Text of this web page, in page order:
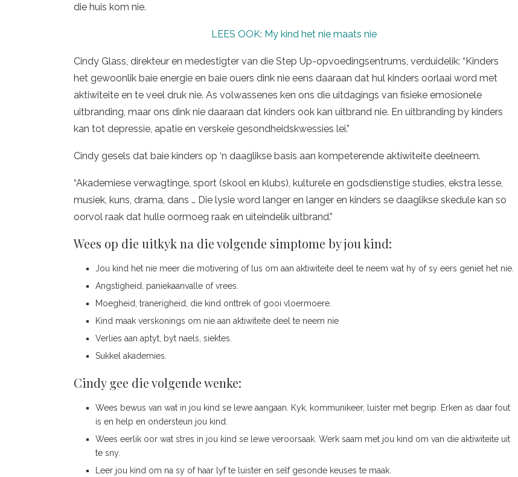
die huis kom nie.
LEES OOK: My kind het nie maats nie
Cindy Glass, direkteur en medestigter van die Step Up-opvoedingsentrums, verduidelik: “Kinders
het gewoonlik baie energie en baie ouers dink nie eens daaraan dat hul kinders oorlaai word met
aktiwiteite en te veel druk nie. As volwassenes ken ons die uitdagings van fisieke emosionele
uitbranding, maar ons dink nie daaraan dat kinders ook kan uitbrand nie. En uitbranding by kinders
kan tot depressie, apatie en verskeie gesondheidskwessies lei.”
Cindy gesels dat baie kinders op ‘n daaglikse basis aan kompeterende aktiwiteite deelneem.
“Akademiese verwagtinge, sport (skool en klubs), kulturele en godsdienstige studies, ekstra lesse,
musiek, kuns, drama, dans … Die lysie word langer en langer en kinders se daaglikse skedule kan so
oorvol raak dat hulle oormoeg raak en uiteindelik uitbrand.”
Wees op die uitkyk na die volgende simptome by jou kind:
Jou kind het nie meer die motivering of lus om aan aktiwiteite deel te neem wat hy of sy eers geniet het nie.
Angstigheid, paniekaanvalle of vrees.
Moegheid, tranerigheid, die kind onttrek of gooi vloermoere.
Kind maak verskonings om nie aan aktiwiteite deel te neem nie
Verlies aan aptyt, byt naels, siektes.
Sukkel akademies.
Cindy gee die volgende wenke:
Wees bewus van wat in jou kind se lewe aangaan. Kyk, kommunikeer, luister met begrip. Erken as daar fout
is en help en ondersteun jou kind.
Wees eerlik oor wat stres in jou kind se lewe veroorsaak. Werk saam met jou kind om van die aktiwiteite uit
te sny.
Leer jou kind om na sy of haar lyf te luister en self gesonde keuses te maak.